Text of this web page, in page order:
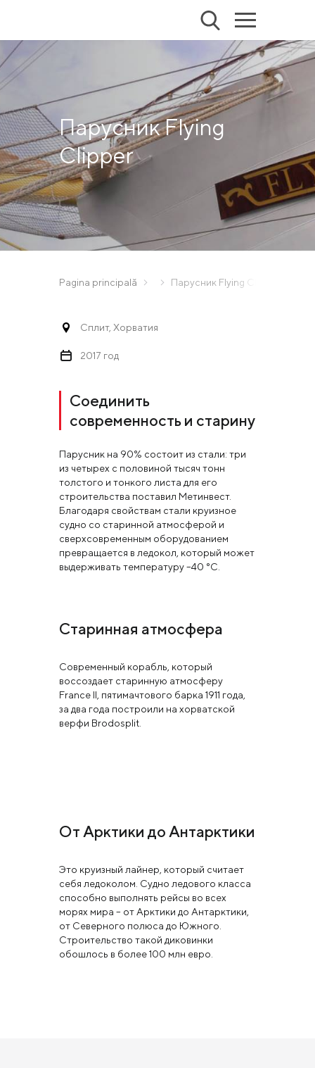
Парусник Flying
Clipper
Pagina principală Парусник Flying Clipper
Сплит, Хорватия
2017 год
Соединить
современность и старину
Парусник на 90% состоит из стали: три
из четырех с половиной тысяч тонн
толстого и тонкого листа для его
строительства поставил Метинвест.
Благодаря свойствам стали круизное
судно со старинной атмосферой и
сверхсовременным оборудованием
превращается в ледокол, который может
выдерживать температуру –40 °C.
Старинная атмосфера
Современный корабль, который
воссоздает старинную атмосферу
France II, пятимачтового барка 1911 года,
за два года построили на хорватской
верфи Brodosplit.
От Арктики до Антарктики
Это круизный лайнер, который считает
себя ледоколом. Судно ледового класса
способно выполнять рейсы во всех
морях мира – от Арктики до Антарктики,
от Северного полюса до Южного.
Строительство такой диковинки
обошлось в более 100 млн евро.